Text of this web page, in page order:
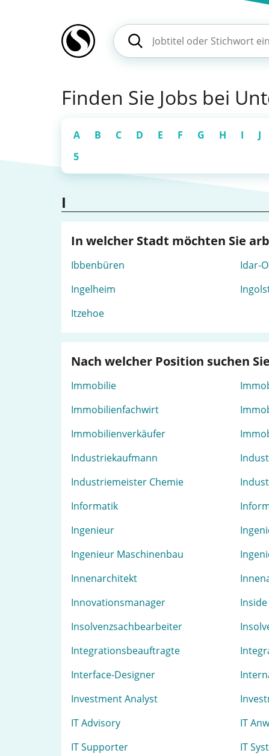
Finden Sie Jobs bei
A B C D E F G H I J
5
I
In welcher Stadt möchten Sie
Ibbenbüren Idar-
Ingelheim
Itzehoe
Nach welcher Position suchen
Immobilie
Immobilienfachwirt
Immobilienverkäufer
Industriekaufmann
Industriemeister Chemie
Informatik
Ingenieur
Ingenieur Maschinenbau
Innenarchitekt
Innovationsmanager
Inside
Insolvenzsachbearbeiter
Integrationsbeauftragte
Interface-Designer
Investment Analyst
IT Advisory
IT
IT Supporter
IT